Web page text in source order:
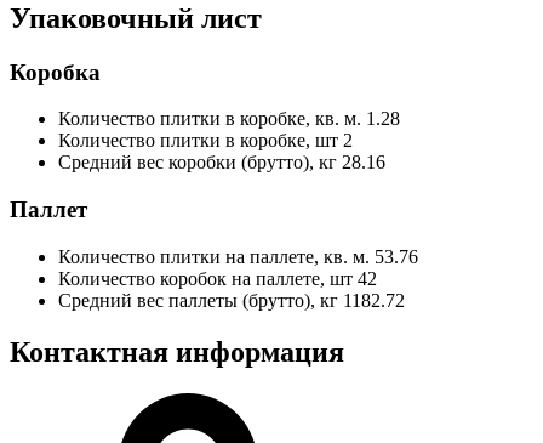
Упаковочный лист
Коробка
Количество плитки в коробке, кв. м. 1.28
Количество плитки в коробке, шт 2
Средний вес коробки (брутто), кг 28.16
Паллет
Количество плитки на паллете, кв. м. 53.76
Количество коробок на паллете, шт 42
Средний вес паллеты (брутто), кг 1182.72
Контактная информация